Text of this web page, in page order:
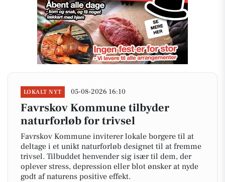
LOKALT NYT 05-08-2026 16:10
Favrskov Kommune tilbyder
naturforløb for trivsel
Favrskov Kommune inviterer lokale borgere til at
deltage i et unikt naturforløb designet til at fremme
trivsel. Tilbuddet henvender sig især til dem, der
oplever stress, depression eller blot ønsker at nyde
godt af naturens positive effekt.